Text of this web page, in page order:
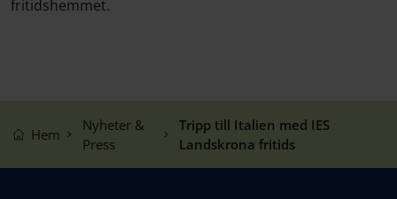
fritidshemmet.
Hem
Nyheter &
Press
Tripp till Italien med IES
Landskrona fritids